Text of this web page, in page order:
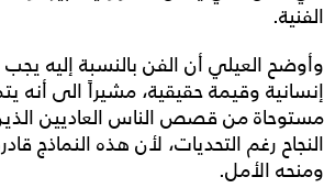
الفنية.
وأوضح العيلي أن الفن بالنسبة إليه
إنسانية وقيمة حقيقية، مشيراً الى
مستوحاة من قصص الناس العاديين
النجاح رغم التحديات، لأن هذه النماذج
ومنحه الأمل.